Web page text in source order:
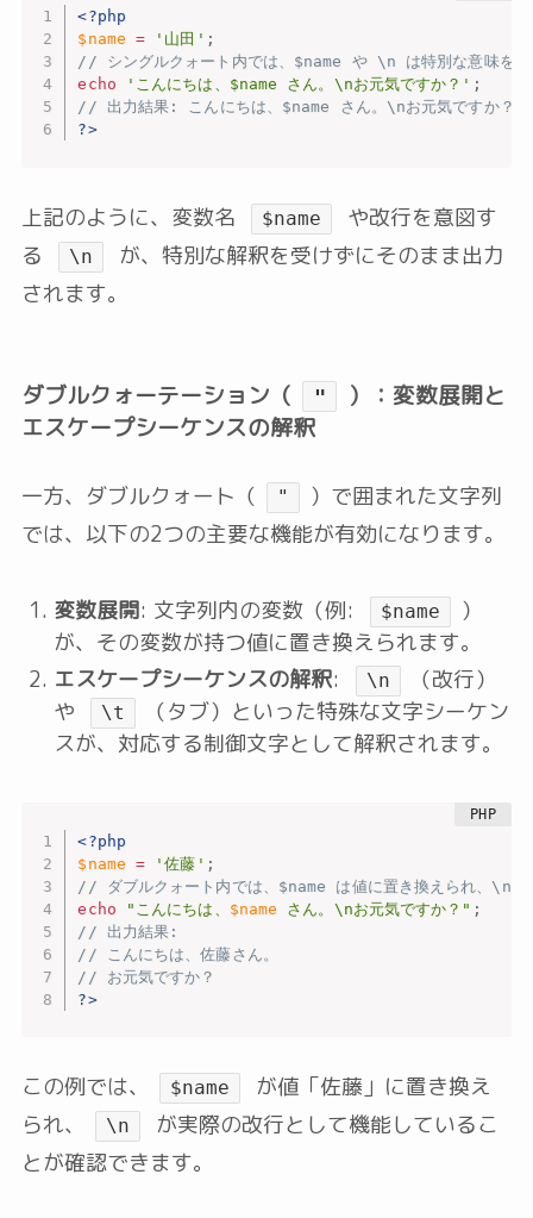
<?php
$name
= '山田' ;
// シングルクォート内では、$name や \n は特別な意味を持
echo
'こんにちは、$name さん。\nお元気ですか？' ;
// 出力結果: こんにちは、$name さん。\nお元気ですか？
?>
上記のように、変数名 $name
や改行を意図す
る
\n
が、特別な解釈を受けずにそのまま出力
されます。
ダブルクォーテーション（ "
）：変数展開と
エスケープシーケンスの解釈
一方、ダブルクォート（ "
）で囲まれた文字列
では、以下の2つの主要な機能が有効になります。
変数展開: 文字列内の変数（例: $name
）
が、その変数が持つ値に置き換えられます。
エスケープシーケンスの解釈: \n
（改行）
や
\t
（タブ）といった特殊な文字シーケン
スが、対応する制御文字として解釈されます。
<?php
$name
= '佐藤' ;
// ダブルクォート内では、$name は値に置き換えられ、\n
echo
"こんにちは、 $name さん。\nお元気ですか？" ;
// 出力結果:
// こんにちは、佐藤さん。
// お元気ですか？
?>
この例では、 $name
が値「佐藤」に置き換え
られ、
\n
が実際の改行として機能しているこ
とが確認できます。